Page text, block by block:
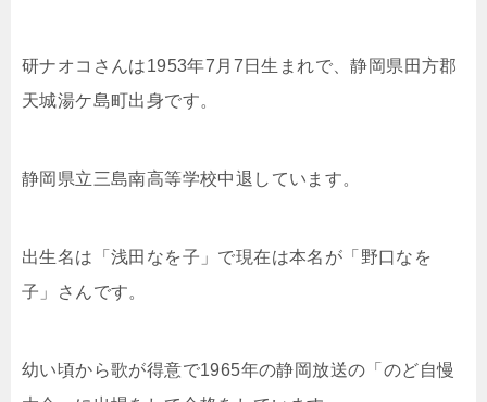
研ナオコさんは1953年7月7日生まれで、静岡県田方郡
天城湯ケ島町出身です。
静岡県立三島南高等学校中退しています。
出生名は「浅田なを子」で現在は本名が「野口なを
子」さんです。
幼い頃から歌が得意で1965年の静岡放送の「のど自慢